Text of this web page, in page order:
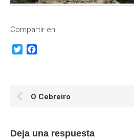
Compartir en:
Twitter
O Cebreiro
Deja una respuesta